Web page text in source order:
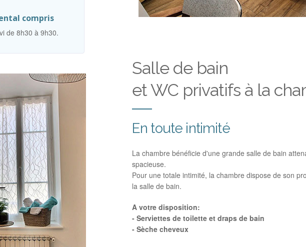
compris
de 8h30 à 9h30.
Salle de bain
et WC privatifs à la
En toute intimité
La chambre bénéficie d'une grande salle de bain
spacieuse.
Pour une totale intimité, la chambre dispose de son
la salle de bain.
A votre disposition:
- Serviettes de toilette et draps de bain
- Sèche cheveux